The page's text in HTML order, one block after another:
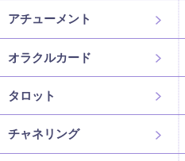
アチューメント
オラクルカード
タロット
チャネリング